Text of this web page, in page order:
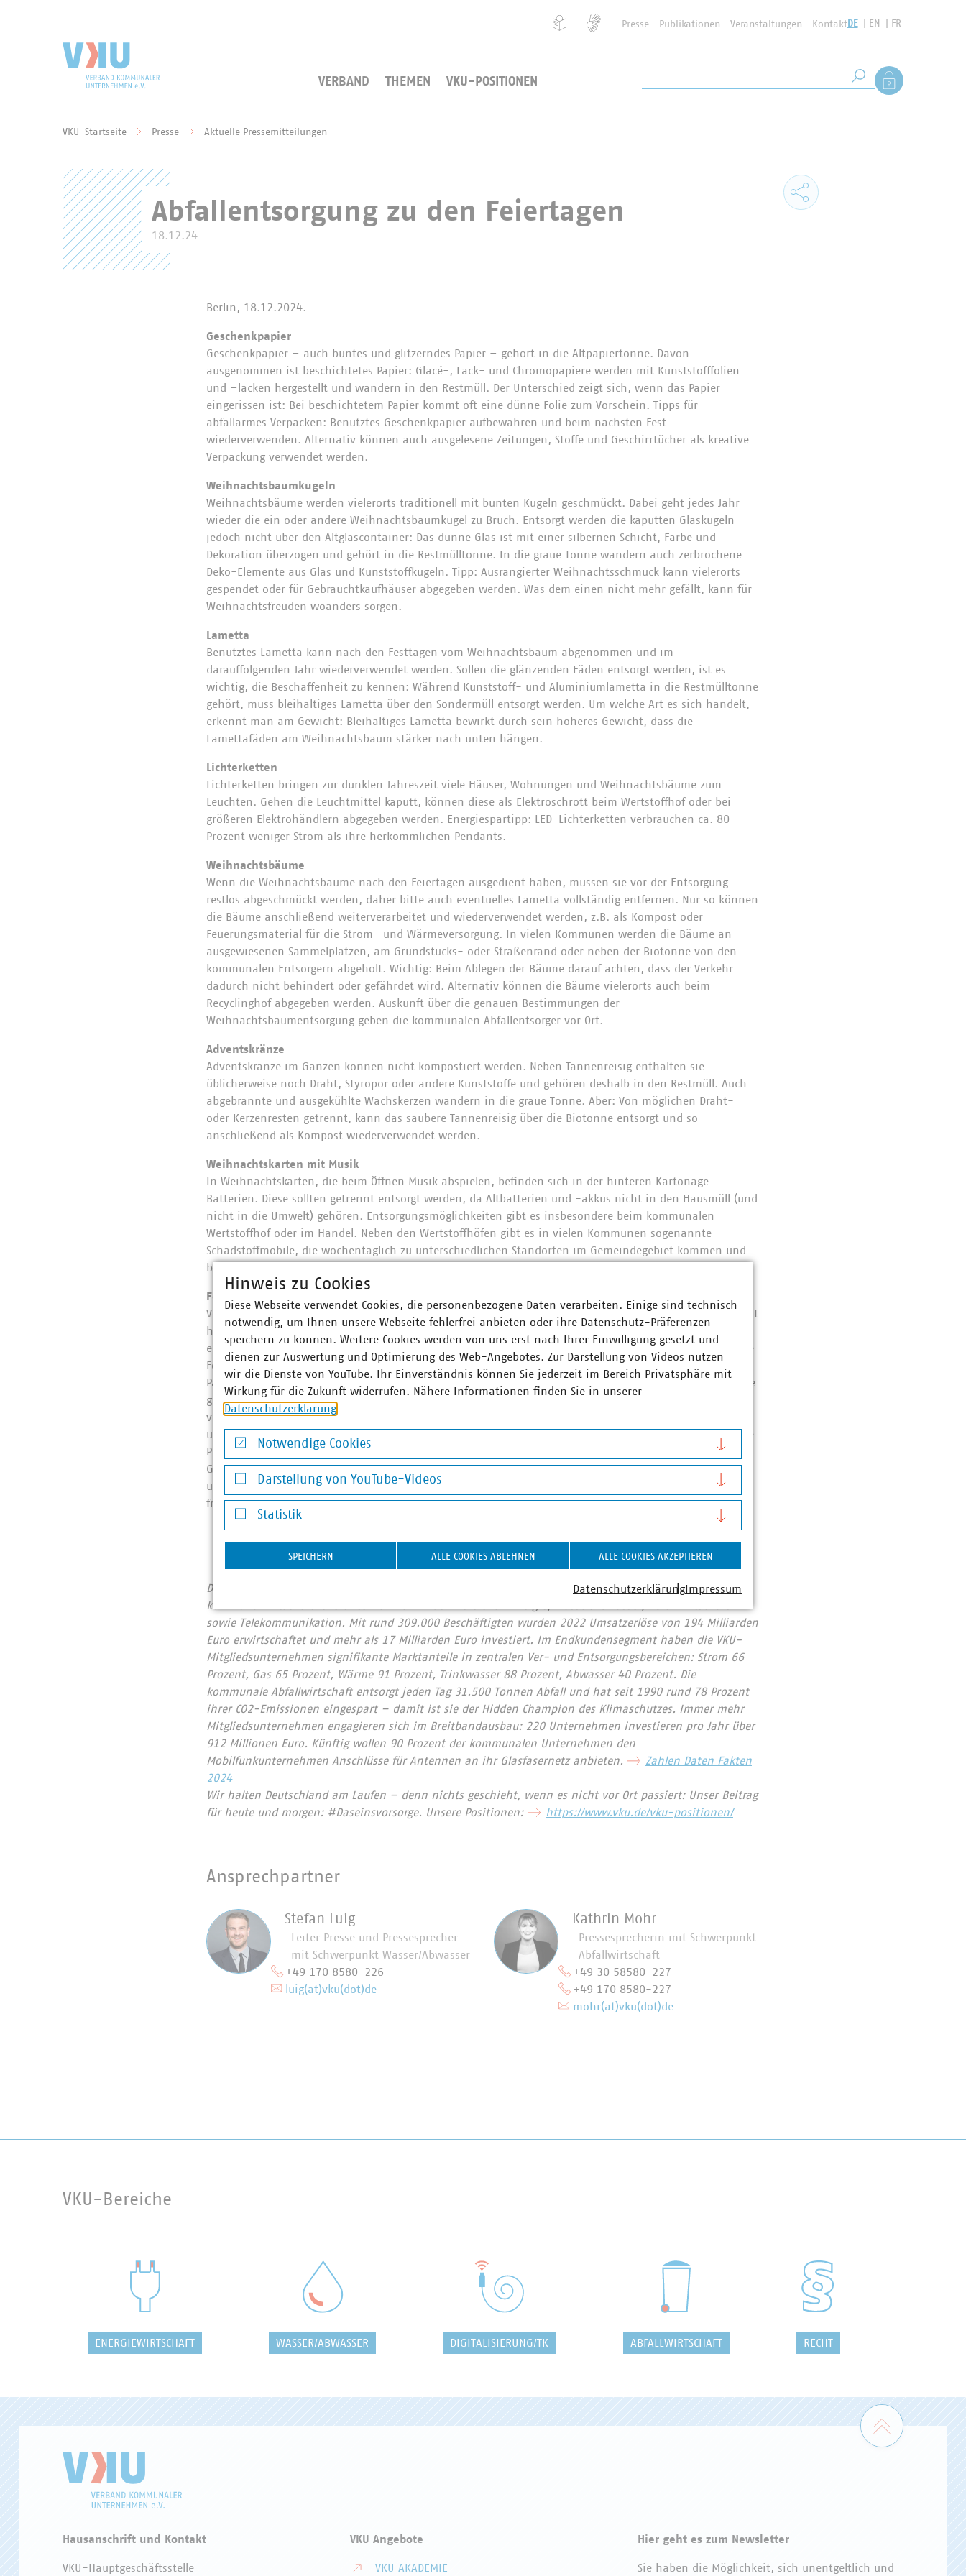
Presse Publikationen Veranstaltungen KontaktDE EN FR
VERBAND THEMEN VKU-POSITIONEN Suche starten
Als Mitglied
VKU-Startseite Presse Aktuelle Pressemitteilungen
Abfallentsorgung zu den Feiertagen
18.12.24
Berlin, 18.12.2024.
Geschenkpapier
Geschenkpapier – auch buntes und glitzerndes Papier – gehört in die Altpapiertonne. Davon
ausgenommen ist beschichtetes Papier: Glacé-, Lack- und Chromopapiere werden mit Kunststofffolien
und –lacken hergestellt und wandern in den Restmüll. Der Unterschied zeigt sich, wenn das Papier
eingerissen ist: Bei beschichtetem Papier kommt oft eine dünne Folie zum Vorschein. Tipps für
abfallarmes Verpacken: Benutztes Geschenkpapier aufbewahren und beim nächsten Fest
wiederverwenden. Alternativ können auch ausgelesene Zeitungen, Stoffe und Geschirrtücher als kreative
Verpackung verwendet werden.
Weihnachtsbaumkugeln
Weihnachtsbäume werden vielerorts traditionell mit bunten Kugeln geschmückt. Dabei geht jedes Jahr
wieder die ein oder andere Weihnachtsbaumkugel zu Bruch. Entsorgt werden die kaputten Glaskugeln
jedoch nicht über den Altglascontainer: Das dünne Glas ist mit einer silbernen Schicht, Farbe und
Dekoration überzogen und gehört in die Restmülltonne. In die graue Tonne wandern auch zerbrochene
Deko-Elemente aus Glas und Kunststoffkugeln. Tipp: Ausrangierter Weihnachtsschmuck kann vielerorts
gespendet oder für Gebrauchtkaufhäuser abgegeben werden. Was dem einen nicht mehr gefällt, kann für
Weihnachtsfreuden woanders sorgen.
Lametta
Benutztes Lametta kann nach den Festtagen vom Weihnachtsbaum abgenommen und im
darauffolgenden Jahr wiederverwendet werden. Sollen die glänzenden Fäden entsorgt werden, ist es
wichtig, die Beschaffenheit zu kennen: Während Kunststoff- und Aluminiumlametta in die Restmülltonne
gehört, muss bleihaltiges Lametta über den Sondermüll entsorgt werden. Um welche Art es sich handelt,
erkennt man am Gewicht: Bleihaltiges Lametta bewirkt durch sein höheres Gewicht, dass die
Lamettafäden am Weihnachtsbaum stärker nach unten hängen.
Lichterketten
Lichterketten bringen zur dunklen Jahreszeit viele Häuser, Wohnungen und Weihnachtsbäume zum
Leuchten. Gehen die Leuchtmittel kaputt, können diese als Elektroschrott beim Wertstoffhof oder bei
größeren Elektrohändlern abgegeben werden. Energiespartipp: LED-Lichterketten verbrauchen ca. 80
Prozent weniger Strom als ihre herkömmlichen Pendants.
Weihnachtsbäume
Wenn die Weihnachtsbäume nach den Feiertagen ausgedient haben, müssen sie vor der Entsorgung
restlos abgeschmückt werden, daher bitte auch eventuelles Lametta vollständig entfernen. Nur so können
die Bäume anschließend weiterverarbeitet und wiederverwendet werden, z.B. als Kompost oder
Feuerungsmaterial für die Strom- und Wärmeversorgung. In vielen Kommunen werden die Bäume an
ausgewiesenen Sammelplätzen, am Grundstücks- oder Straßenrand oder neben der Biotonne von den
kommunalen Entsorgern abgeholt. Wichtig: Beim Ablegen der Bäume darauf achten, dass der Verkehr
dadurch nicht behindert oder gefährdet wird. Alternativ können die Bäume vielerorts auch beim
Recyclinghof abgegeben werden. Auskunft über die genauen Bestimmungen der
Weihnachtsbaumentsorgung geben die kommunalen Abfallentsorger vor Ort.
Adventskränze
Adventskränze im Ganzen können nicht kompostiert werden. Neben Tannenreisig enthalten sie
üblicherweise noch Draht, Styropor oder andere Kunststoffe und gehören deshalb in den Restmüll. Auch
abgebrannte und ausgekühlte Wachskerzen wandern in die graue Tonne. Aber: Von möglichen Draht-
oder Kerzenresten getrennt, kann das saubere Tannenreisig über die Biotonne entsorgt und so
anschließend als Kompost wiederverwendet werden.
Weihnachtskarten mit Musik
In Weihnachtskarten, die beim Öffnen Musik abspielen, befinden sich in der hinteren Kartonage
Batterien. Diese sollten getrennt entsorgt werden, da Altbatterien und -akkus nicht in den Hausmüll (und
nicht in die Umwelt) gehören. Entsorgungsmöglichkeiten gibt es insbesondere beim kommunalen
Wertstoffhof oder im Handel. Neben den Wertstoffhöfen gibt es in vielen Kommunen sogenannte
Schadstoffmobile, die wochentäglich zu unterschiedlichen Standorten im Gemeindegebiet kommen und
bei denen Altbatterien, Akkus und häufig auch kleine Elektroaltgeräte abgegeben werden können.
Feuerwerkskörper an Silvester
Vor der Entsorgung ist es wichtig, darauf zu achten, dass die Feuerwerkskörper nicht mehr brennen, nicht
heiß oder warm sind, sodass sich der Abfall in der Tonne nicht entzündet. Feuerwerkskörper dürfen erst
entsorgt werden, wenn keine Glut mehr vorhanden ist, und sie vollständig ausgekühlt sind. Abgebrannte
Feuerwerkskörper, Mehrschussbatterien und Böller müssen im Restmüll entsorgt werden. Auch
Pappröhren, die in Feuerwerkskörpern verarbeitet wurden oder gezündete Mehrschussbatterien aus Pappe
gehören zwingend in die graue Tonne. Nach dem Abfeuern sind diese mit chemischen Rückständen
verschmutzt und können nicht mehr über das Altpapier verwertet werden. Plastikverpackungen müssen
über die gelbe Tonne entsorgt werden, Verpackungen aus Pappe gehören ins Altpapier. Glasflaschen ohne
Pfand sollten nach Farbe sortiert über die jeweiligen Glascontainer beseitigt werden.
Generell gilt: Abgebrannte Feuerwerkskörper enthalten diverse Chemikalien. Diese könnten durch Regen-
und Schmelzwasser weggespült werden und dadurch Boden und Gewässer verschmutzen, weswegen eine
frühzeitige Vermeidung durch die richtige Entsorgung wichtig ist.
Der Verband kommunaler Unternehmen e. V. (VKU) vertritt über 1.580 Stadtwerke und
kommunalwirtschaftliche Unternehmen in den Bereichen Energie, Wasser/Abwasser, Abfallwirtschaft
sowie Telekommunikation. Mit rund 309.000 Beschäftigten wurden 2022 Umsatzerlöse von 194 Milliarden
Euro erwirtschaftet und mehr als 17 Milliarden Euro investiert. Im Endkundensegment haben die VKU-
Mitgliedsunternehmen signifikante Marktanteile in zentralen Ver- und Entsorgungsbereichen: Strom 66
Prozent, Gas 65 Prozent, Wärme 91 Prozent, Trinkwasser 88 Prozent, Abwasser 40 Prozent. Die
kommunale Abfallwirtschaft entsorgt jeden Tag 31.500 Tonnen Abfall und hat seit 1990 rund 78 Prozent
ihrer CO2-Emissionen eingespart – damit ist sie der Hidden Champion des Klimaschutzes. Immer mehr
Mitgliedsunternehmen engagieren sich im Breitbandausbau: 220 Unternehmen investieren pro Jahr über
912 Millionen Euro. Künftig wollen 90 Prozent der kommunalen Unternehmen den
Mobilfunkunternehmen Anschlüsse für Antennen an ihr Glasfasernetz anbieten.
Zahlen Daten Fakten
2024
Wir halten Deutschland am Laufen – denn nichts geschieht, wenn es nicht vor Ort passiert: Unser Beitrag
für heute und morgen: #Daseinsvorsorge. Unsere Positionen:
https://www.vku.de/vku-positionen/
Ansprechpartner
Stefan Luig
Leiter Presse und Pressesprecher
mit Schwerpunkt Wasser/Abwasser
+49 170 8580-226
luig(at)vku(dot)de
Kathrin Mohr
Pressesprecherin mit Schwerpunkt
Abfallwirtschaft
+49 30 58580-227
+49 170 8580-227
mohr(at)vku(dot)de
VKU-Bereiche
ENERGIEWIRTSCHAFT WASSER/ABWASSER DIGITALISIERUNG/TK ABFALLWIRTSCHAFT RECHT
Zum
Hausanschrift und Kontakt
VKU-Hauptgeschäftsstelle
VKU Angebote
VKU AKADEMIE
Hier geht es zum Newsletter
Sie haben die Möglichkeit, sich unentgeltlich und
Hinweis zu Cookies
Diese Webseite verwendet Cookies, die personenbezogene Daten verarbeiten. Einige sind technisch
notwendig, um Ihnen unsere Webseite fehlerfrei anbieten oder ihre Datenschutz-Präferenzen
speichern zu können. Weitere Cookies werden von uns erst nach Ihrer Einwilligung gesetzt und
dienen zur Auswertung und Optimierung des Web-Angebotes. Zur Darstellung von Videos nutzen
wir die Dienste von YouTube. Ihr Einverständnis können Sie jederzeit im Bereich Privatsphäre mit
Wirkung für die Zukunft widerrufen. Nähere Informationen finden Sie in unserer
Datenschutzerklärung.
Notwendige Cookies
Notwendige Cookies
Darstellung von YouTube-Videos
Darstellung von YouTube-Videos
Statistik
Statistik
SPEICHERN ALLE COOKIES ABLEHNEN ALLE COOKIES AKZEPTIEREN
Datenschutzerklärung Impressum